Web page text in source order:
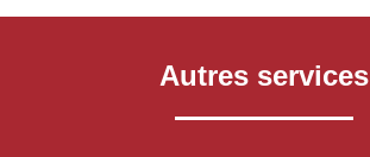
Autres services